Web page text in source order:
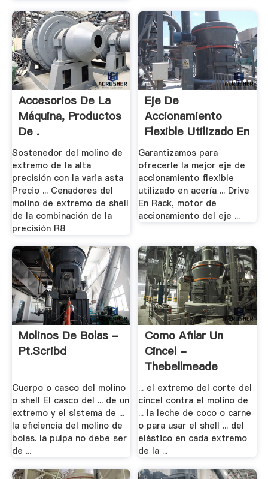
Accesorios De La
Máquina, Productos
De .
Sostenedor del molino de
extremo de la alta
precisión con la varia asta
Precio ... Cenadores del
molino de extremo de shell
de la combinación de la
precisión R8
Eje De
Accionamiento
Flexible Utilizado En
Acería - .
Garantizamos para
ofrecerle la mejor eje de
accionamiento flexible
utilizado en acería ... Drive
En Rack, motor de
accionamiento del eje ...
Molinos De Bolas -
Pt.scribd
Cuerpo o casco del molino
o shell El casco del ... de un
extremo y el sistema de ...
la eficiencia del molino de
bolas. la pulpa no debe ser
de ...
Como Afilar Un
Cincel -
Thebellmeade
... el extremo del corte del
cincel contra el molino de
... la leche de coco o carne
o para usar el shell ... del
elástico en cada extremo
de la ...